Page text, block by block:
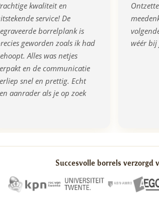
kwaliteit en
service! De
borrelplank is
geworden zoals ik had
Alles was netjes
en de communicatie
snel en prettig. Echt
aanrader als je op zoek
wéér
Succesvolle borrels verzorgd